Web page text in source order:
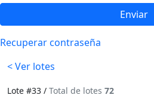
Enviar
Recuperar contraseña
< Ver lotes
Lote #33 / Total de lotes 72